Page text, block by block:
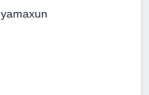
yamaxun